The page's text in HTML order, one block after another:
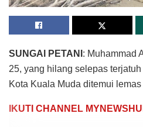
SUNGAI PETANI : Muhammad
25, yang hilang selepas
Kota Kuala Muda ditemui
IKUTI CHANNEL